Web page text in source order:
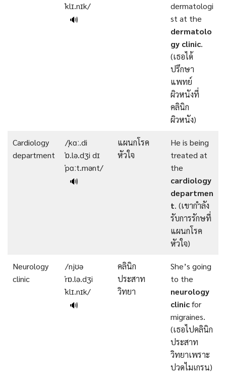
ˈklɪ.nɪk/
🔊
dermatologi
st at the
dermatolo
gy clinic.
(เธอได้
ปรึกษา
แพทย์
ผิวหนังที่
คลินิก
ผิวหนัง)
Cardiology
department
/ˌkɑː.di
ˈɒ.lə.dʒi dɪ
ˈpɑːt.mənt/
🔊
แผนกโรค
หัวใจ
He is being
treated at
the
cardiology
departmen
t. (เขากำลัง
รับการรักษที่
แผนกโรค
หัวใจ)
Neurology
clinic
/njʊə
ˈrɒ.lə.dʒi
ˈklɪ.nɪk/
🔊
คลินิก
ประสาท
วิทยา
She’s going
to the
neurology
clinicfor
migraines.
(เธอไปคลินิก
ประสาท
วิทยาเพราะ
ปวดไมเกรน)